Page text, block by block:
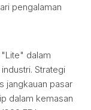
pengalaman
"Lite" dalam
Strategi
jangkauan pasar
dalam kemasan